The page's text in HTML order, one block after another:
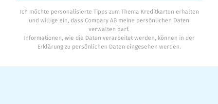
Ich möchte personalisierte Tipps zum Thema Kreditkarten erhalten
und willige ein, dass Compary AB meine persönlichen Daten
verwalten darf.
Informationen, wie die Daten verarbeitet werden, können in der
Erklärung zu persönlichen Daten eingesehen werden.